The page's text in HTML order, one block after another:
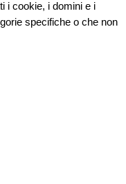
i cookie, i domini e i
specifiche o che non